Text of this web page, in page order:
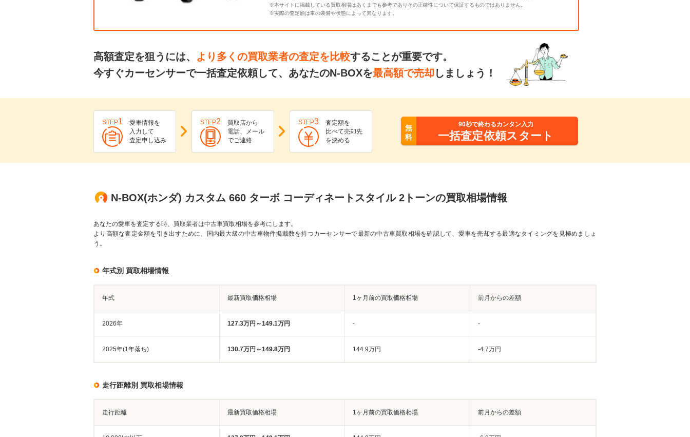
※本サイトに掲載している買取相場はあくまでも参考でありその正確性について保証するものではありません。
※実際の査定額は車の装備や状態によって異なります。
高額査定を狙うには、 より多くの買取業者の査定を比較することが重要です。
今すぐカーセンサーで一括査定依頼して、あなたのN-BOXを最高額で売却 しましょう！
STEP1
愛車情報を
入力して
査定申し込み
STEP2
買取店から
電話、メール
でご連絡
STEP3
査定額を
比べて売却先
を決める
無
料
90秒で終わるカンタン入力
一括査定依頼スタート
N-BOX(ホンダ) カスタム 660 ターボ コーディネートスタイル 2トーンの買取相場情報
あなたの愛車を査定する時、買取業者は中古車買取相場を参考にします。
より高額な査定金額を引き出すために、国内最大級の中古車物件掲載数を持つカーセンサーで最新の中古車買取相場を確認して、愛車を売却する最適なタイミングを見極めましょ
う。
年式別 買取相場情報
年式 最新買取価格相場 1ヶ月前の買取価格相場 前月からの差額
2026年 127.3万円～149.1万円 - -
2025年(1年落ち) 130.7万円～149.8万円 144.9万円 -4.7万円
走行距離別 買取相場情報
走行距離 最新買取価格相場 1ヶ月前の買取価格相場 前月からの差額